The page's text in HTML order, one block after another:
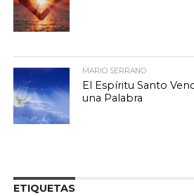
MARIO SERRANO
El Espíritu Santo
una Palabra
ETIQUETAS